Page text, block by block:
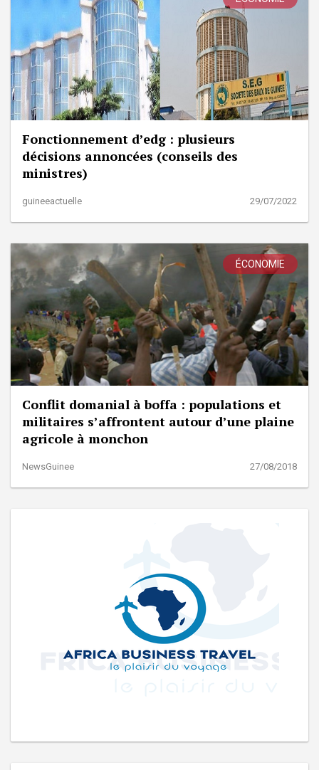
Fonctionnement d’edg : plusieurs
décisions annoncées (conseils des
ministres)
guineeactuelle 29/07/2022
ÉCONOMIE
Conflit domanial à boffa : populations et
militaires s’affrontent autour d’une plaine
agricole à monchon
NewsGuinee 27/08/2018